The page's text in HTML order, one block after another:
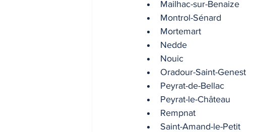
Mailhac-sur-Benaize
Montrol-Sénard
Mortemart
Nedde
Nouic
Oradour-Saint-Genest
Peyrat-de-Bellac
Peyrat-le-Château
Rempnat
Saint-Amand-le-Petit